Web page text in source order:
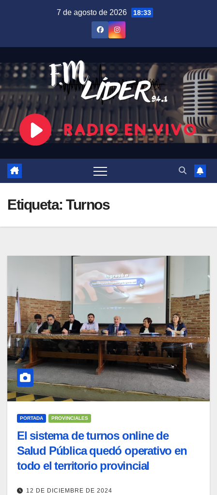
7 de agosto de 2026 18:33
Etiqueta: Turnos
PORTADA PROVINCIALES
El sistema de turnos online de
Salud Pública quedó operativo en
todo el territorio provincial
12 DE DICIEMBRE DE 2024